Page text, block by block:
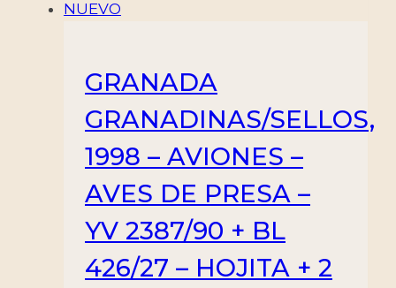
GRANADA
GRANADINAS/SELLOS,
1998 – AVIONES –
AVES DE PRESA –
YV 2387/90 + BL
426/27 – HOJITA + 2